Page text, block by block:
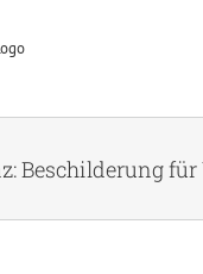
Beschilderung